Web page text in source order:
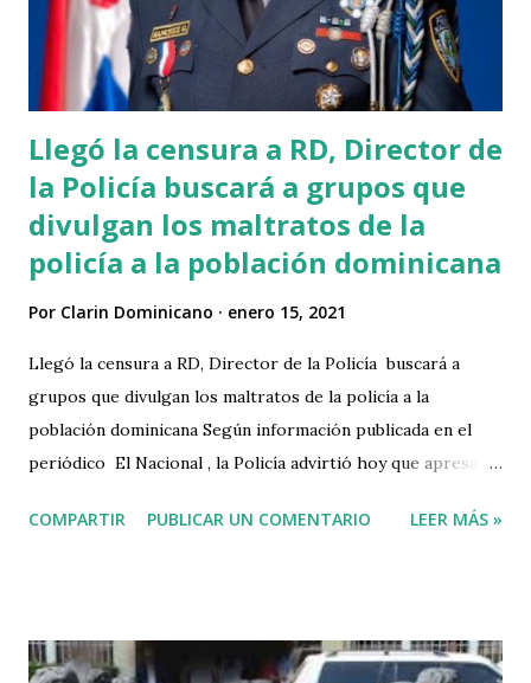
la voluntad de financiamiento internacional, en la
construcción de hospitales en el vecino país y así reducir el
uso intensivo de los centros públicos de salud dominica...
Llegó la censura a RD, Director de
la Policía buscará a grupos que
divulgan los maltratos de la
policía a la población dominicana
Por Clarin Dominicano enero 15, 2021
Llegó la censura a RD, Director de la Policía buscará a
grupos que divulgan los maltratos de la policía a la
población dominicana Según información publicada en el
periódico El Nacional , la Policía advirtió hoy que apresará
negativa contra la institución a través de vídeos que
general Edward Sánchez González, alega que la mayoría de
COMPARTIR PUBLICAR UN COMENTARIO LEER MÁS »